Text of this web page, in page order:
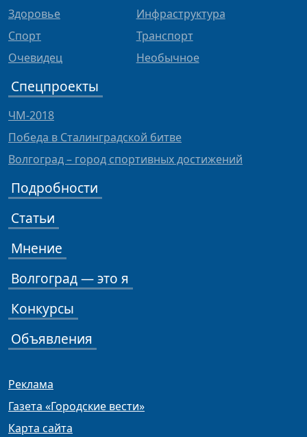
Здоровье
Спорт
Очевидец
Инфраструктура
Транспорт
Необычное
Спецпроекты
ЧМ-2018
Победа в Сталинградской битве
Волгоград – город спортивных достижений
Подробности
Статьи
Мнение
Волгоград — это я
Конкурсы
Объявления
Реклама
Газета «Городские вести»
Карта сайта